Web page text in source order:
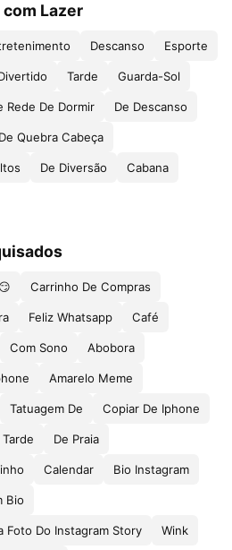
Lazer
Descanso Esporte
Tarde Guarda-Sol
Rede De Dormir De Descanso
De Quebra Cabeça
De Diversão Cabana
Carrinho De Compras
Feliz Whatsapp Café
Com Sono Abobora
Amarelo Meme
Tatuagem De Copiar De Iphone
De Praia
Calendar Bio Instagram
Bio
Foto Do Instagram Story Wink